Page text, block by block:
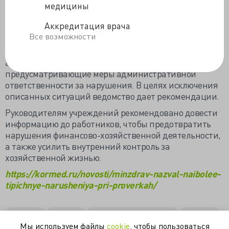
медицины
Аккредитация врача
Все возможности
нарушение сроков оплаты по контрактам;
несоблюдение правил ведения реестра
контрактов.
акты, а также указал статьи КоАП РФ,
предусматривающиемеры административной
ответственности за нарушения. В целях исключения
описанных ситуаций ведомство дает рекомендации.
Руководителям учреждений рекомендовано довести
информацию до работников, чтобы предотвратить
нарушения финансово-хозяйственной деятельности,
а также усилить внутренний контроль за
хозяйственной жизнью.
https://kormed.ru/novosti/minzdrav-nazval-naibolee-
tipichnye-narusheniya-pri-proverkah/
Мы используем файлы cookie , чтобы пользоваться